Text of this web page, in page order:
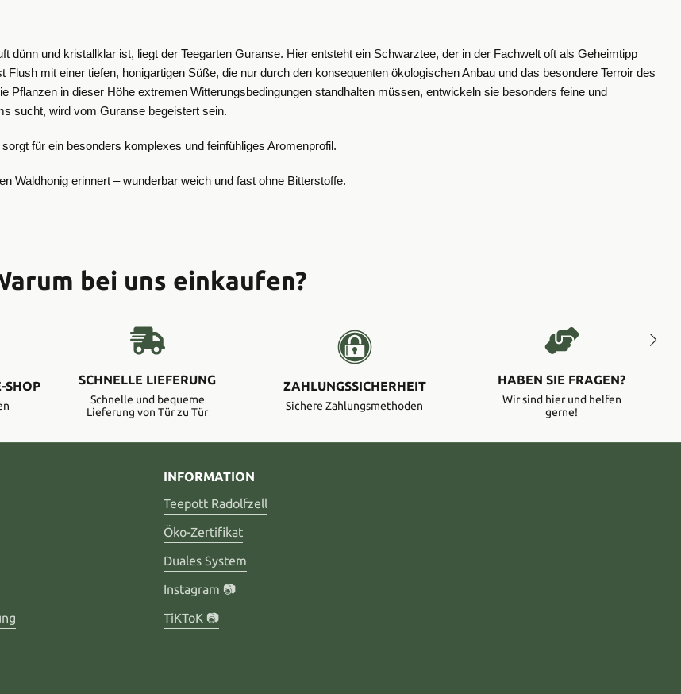
dünn und kristallklar ist, liegt der Teegarten Guranse. Hier entsteht ein Schwarztee, der in der Fachwelt oft als Geheimtipp
mit einer tiefen, honigartigen Süße, die nur durch den konsequenten ökologischen Anbau und das besondere Terroir des
Pflanzen in dieser Höhe extremen Witterungsbedingungen standhalten müssen, entwickeln sie besonders feine und
sucht, wird vom Guranse begeistert sein.
für ein besonders komplexes und feinfühliges Aromenprofil.
Waldhonig erinnert – wunderbar weich und fast ohne Bitterstoffe.
bei uns einkaufen?
SHOP SCHNELLE LIEFERUNG
Schnelle und bequeme
Lieferung von Tür zu Tür
ZAHLUNGSSICHERHEIT
Sichere Zahlungsmethoden
HABEN SIE FRAGEN?
Wir sind hier und helfen
gerne!
INFORMATION
Teepott Radolfzell
Öko-Zertifikat
Duales System
Instagram 📷
TiKToK 📷